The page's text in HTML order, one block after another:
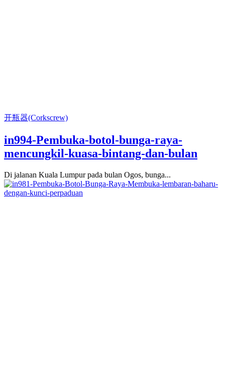
开瓶器(Corkscrew)
in994-Pembuka-botol-bunga-raya-
mencungkil-kuasa-bintang-dan-bulan
Di jalanan Kuala Lumpur pada bulan Ogos, bunga...